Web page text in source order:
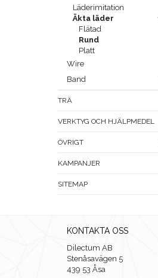
Läderimitation
Äkta läder
Flätad
Rund
Platt
Wire
Band
TRÄ
VERKTYG OCH HJÄLPMEDEL
ÖVRIGT
KAMPANJER
SITEMAP
KONTAKTA OSS
Dilectum AB
Stenåsavägen 5
439 53 Åsa